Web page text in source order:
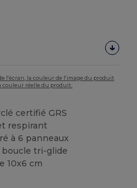
l'écran, la couleur de l'image du produit
couleur réelle du produit.
certifié GRS
respirant
à 6 panneaux
boucle tri-glide
10x6 cm